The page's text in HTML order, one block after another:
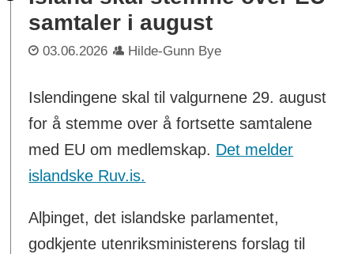
samtaler i august
03.06.2026 Hilde-Gunn Bye
Islendingene skal til valgurnene 29. august
for å stemme over å fortsette samtalene
med EU om medlemskap. Det melder
islandske Ruv.is.
Alþinget, det islandske parlamentet,
godkjente utenriksministerens forslag til